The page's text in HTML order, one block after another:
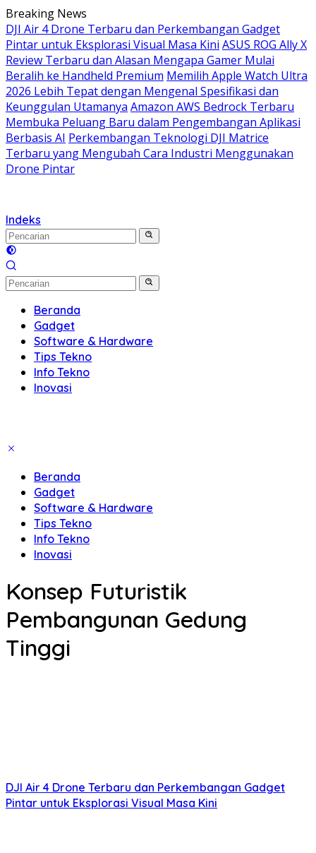
Langsung
ke
konten
Breaking News
DJI Air 4 Drone Terbaru dan Perkembangan Gadget
Pintar untuk Eksplorasi Visual Masa Kini ASUS ROG Ally X
Review Terbaru dan Alasan Mengapa Gamer Mulai
Beralih ke Handheld Premium Memilih Apple Watch Ultra
2026 Lebih Tepat dengan Mengenal Spesifikasi dan
Keunggulan Utamanya Amazon AWS Bedrock Terbaru
Membuka Peluang Baru dalam Pengembangan Aplikasi
Berbasis AI Perkembangan Teknologi DJI Matrice
Terbaru yang Mengubah Cara Industri Menggunakan
Drone Pintar
Indeks
Beranda
Gadget
Software & Hardware
Tips Tekno
Info Tekno
Inovasi
Beranda
Gadget
Software & Hardware
Tips Tekno
Info Tekno
Inovasi
Konsep Futuristik
Pembangunan Gedung
Tinggi
DJI Air 4 Drone Terbaru dan Perkembangan Gadget
Pintar untuk Eksplorasi Visual Masa Kini